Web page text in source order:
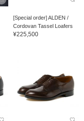
[Special order] ALDEN /
Cordovan Tassel Loafers
¥225,500